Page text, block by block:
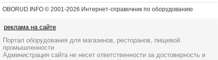
OBORUD.INFO © 2001-2026 Интернет-справочник по оборудованию
реклама на сайте
Портал оборудования для магазинов, ресторанов, пищевой
промышленности
Администрация сайта не несет ответственности за достоверность и